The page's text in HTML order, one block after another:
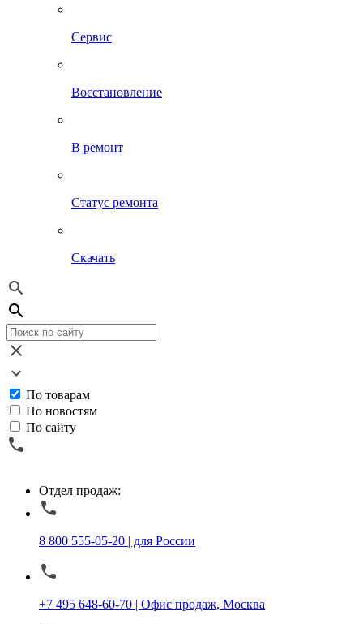
Сервис
Восстановление
В ремонт
Статус ремонта
Скачать
По товарам
По новостям
По сайту
Отдел продаж:
8 800 555-05-20 | для России
+7 495 648-60-70 | Офис продаж, Москва